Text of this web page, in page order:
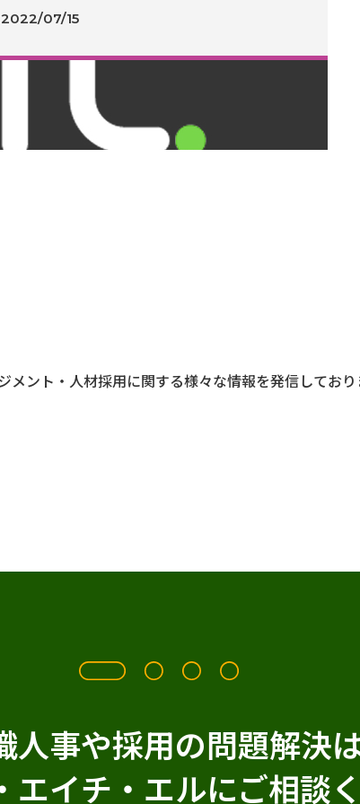
2022/07/15
ント・人材採用に関する様々な情報を発信しており
人事や採用の問題解決
エイチ・エルにご相談